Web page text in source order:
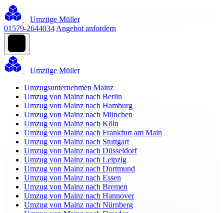
Umzüge Müller
01579-2644034 Angebot anfordern
Umzüge Müller
Umzugsunternehmen Mainz
Umzug von Mainz nach Berlin
Umzug von Mainz nach Hamburg
Umzug von Mainz nach München
Umzug von Mainz nach Köln
Umzug von Mainz nach Frankfurt am Main
Umzug von Mainz nach Stuttgart
Umzug von Mainz nach Düsseldorf
Umzug von Mainz nach Leipzig
Umzug von Mainz nach Dortmund
Umzug von Mainz nach Essen
Umzug von Mainz nach Bremen
Umzug von Mainz nach Hannover
Umzug von Mainz nach Nürnberg